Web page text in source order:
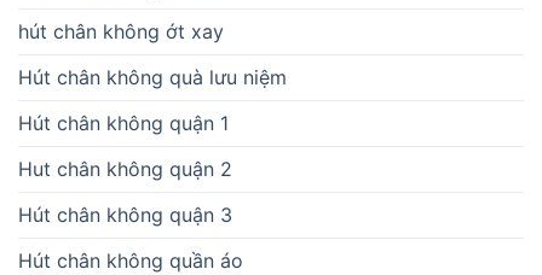
hút chân không ớt xay
Hút chân không quà lưu niệm
Hút chân không quận 1
Hut chân không quận 2
Hút chân không quận 3
Hút chân không quần áo